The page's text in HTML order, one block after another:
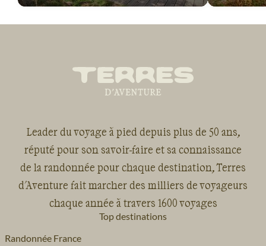
Sud-Ouest Voyage
Vallée de la Loire
Leader du voyage à pied depuis plus de 50 ans,
réputé pour son savoir-faire et sa connaissance
de la randonnée pour chaque destination, Terres
d'Aventure fait marcher des milliers de voyageurs
chaque année à travers 1600 voyages
Top destinations
Randonnée France